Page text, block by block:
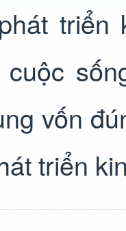
triển
vốn
triển